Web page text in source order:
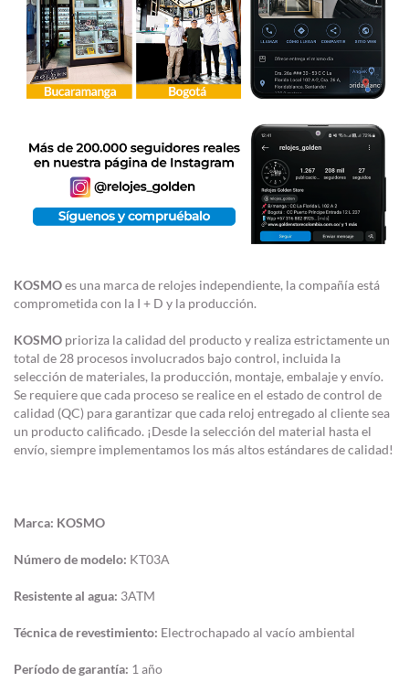
KOSMOes una marca de relojes independiente, la compañía está
comprometida con la I + D y la producción.
KOSMO prioriza la calidad del producto y realiza estrictamente un
total de 28 procesos involucrados bajo control, incluida la
selección de materiales, la producción, montaje, embalaje y envío.
Se requiere que cada proceso se realice en el estado de control de
calidad (QC) para garantizar que cada reloj entregado al cliente sea
un producto calificado. ¡Desde la selección del material hasta el
envío, siempre implementamos los más altos estándares de calidad!
Marca: KOSMO
Número de modelo: KT03A
Resistente al agua: 3ATM
Técnica de revestimiento: Electrochapado al vacío ambiental
Período de garantía: 1 año